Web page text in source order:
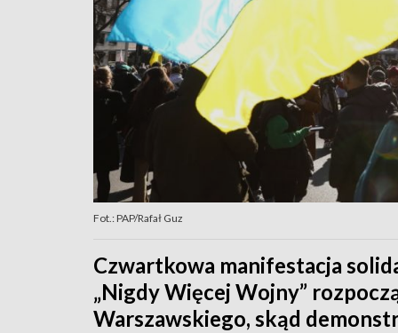
Fot.: PAP/Rafał Guz
Czwartkowa manifestacja
„Nigdy Więcej Wojny”
Warszawskiego, skąd